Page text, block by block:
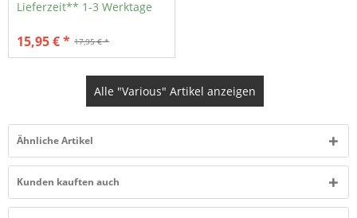
Lieferzeit** 1-3 Werktage
17,95 € *
15,95 € *
Alle "Various" Artikel anzeigen
Ähnliche Artikel
Kunden kauften auch